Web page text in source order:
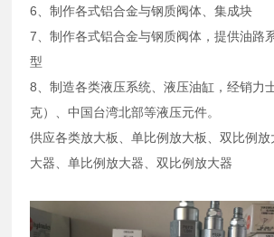
6、制作各式铝合金与钢质阀体、集成块
7、制作各式铝合金与钢质阀体，提供油路
型
8、制造各类液压系统、液压油缸，经销力
克）、中国台湾北部等液压元件。
供应各类放大板、单比例放大板、双比例
大器、单比例放大器、双比例放大器